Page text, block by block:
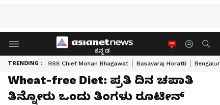
ಕನ್ನಡ
TRENDING : RSS Chief Mohan Bhagawat Basavaraj Horatti
Wheat-free Diet: ಪ್ರತಿ ದಿನ ಚಪಾತಿ
ತಿನ್ನೋರು ಒಂದು ತಿಂಗಳು ರೂಟೀನ್‌